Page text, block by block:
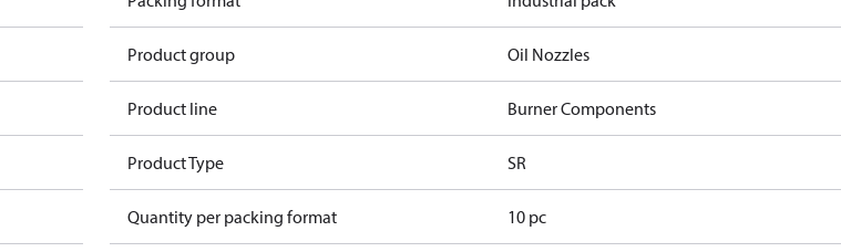
Product group Oil Nozzles
Product line Burner Components
Product Type SR
Quantity per packing format 10 pc